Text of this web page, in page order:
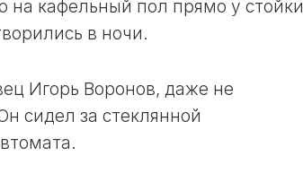
на кафельный пол прямо у стойки
в ночи.
Игорь Воронов, даже не
сидел за стеклянной